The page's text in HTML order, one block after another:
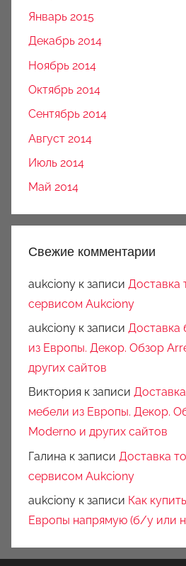
Январь 2015
Декабрь 2014
Ноябрь 2014
Октябрь 2014
Сентябрь 2014
Август 2014
Июль 2014
Май 2014
Свежие комментарии
aukciony к записи Доставка
сервисом Aukciony
aukciony к записи Доставка
из Европы. Декор. Обзор
других сайтов
Виктория к записи
мебели из Европы. Декор.
Moderno и других сайтов
Галина к записи Доставка
сервисом Aukciony
aukciony к записи Как
Европы напрямую (б/у или